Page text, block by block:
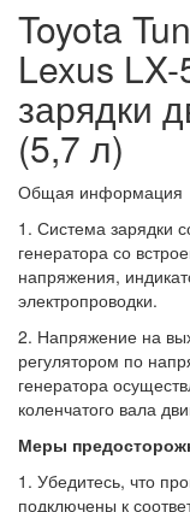
Toyota
Lexus
зарядки
(5,7 л)
Общая информация
1. Система зарядки
генератора со
напряжения,
электропроводки.
2. Напряжение на
регулятором по
генератора
коленчатого вала
Меры
1. Убедитесь, что
подключены к